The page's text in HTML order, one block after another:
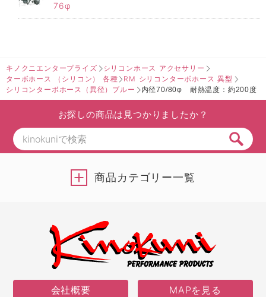
76φ
キノクニエンタープライズ
シリコンホース アクセサリー
ターボホース （シリコン） 各種
RM シリコンターボホース 異型
シリコンターボホース（異径）ブルー
内径70/80φ 耐熱温度：約200度
お探しの商品は見つかりましたか？
商品カテゴリー一覧
会社概要 MAPを見る